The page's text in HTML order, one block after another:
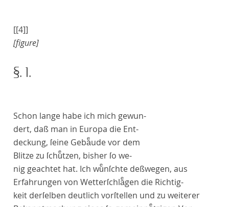
[[4]]
[figure]
§. 1.
Schon lange habe ich mich gewun-
dert, daß man in Europa die Ent-
deckung, ſeine Gebaͤude vor dem
Blitze zu ſchuͤtzen, bisher ſo we-
nig geachtet hat. Ich wuͤnſchte deßwegen, aus
Erfahrungen von Wetterſchlaͤgen die Richtig-
keit derſelben deutlich vorſtellen und zu weiterer